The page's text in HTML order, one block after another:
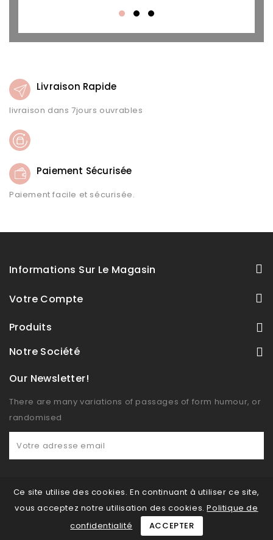
Livraison Rapide
livraison dans 7jours ouvrables
Paiement Sécurisée
Paiement facile et sécurisée.
Informations Sur Le Magasin
Votre Compte
Produits
Notre Société
Our Newsletter!
There are many variations of passages of form humour, or
randomised
Ce site utilise des cookies. En continuant à utiliser ce site,
vous acceptez notre utilisation des cookies. Politique de
confidentialité
ACCEPTER